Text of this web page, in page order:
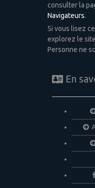
consulter la
Navigateurs.
Si vous lisez
explorez le
Personne ne
En